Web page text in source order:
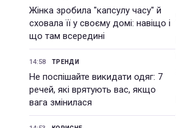
Жінка зробила "капсулу часу" й
сховала її у своєму домі: навіщо і
що там всередині
14:58 ТРЕНДИ
Не поспішайте викидати одяг: 7
речей, які врятують вас, якщо
вага змінилася